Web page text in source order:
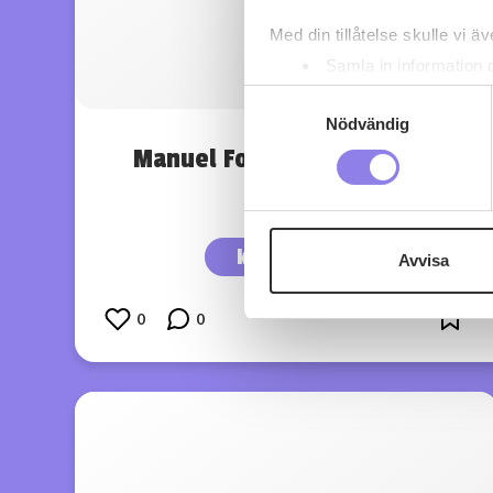
Med din tillåtelse skulle vi
Samla in information
Identifiera din enhet
Ta reda på mer om hur
eller dra tillbaka ditt
eller äldre. Genom att
till de sociala medier och
med annan information som
Nödvändig
Avvisa
Manuel Formigo Finca Teira
köp 149 kr
0 0